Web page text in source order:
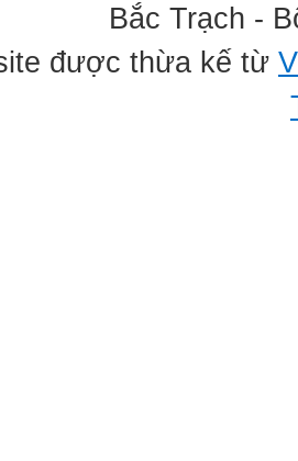
Bắc Trạch -
được thừa kế từ